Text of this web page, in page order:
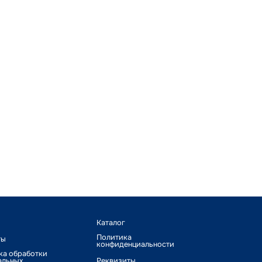
обработки
Каталог
Политика
конфиденциальности